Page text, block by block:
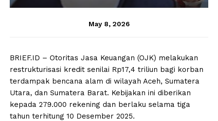
May 8, 2026
BRIEF.ID – Otoritas Jasa Keuangan (OJK) melakukan
restrukturisasi kredit senilai Rp17,4 triliun bagi korban
terdampak bencana alam di wilayah Aceh, Sumatera
Utara, dan Sumatera Barat. Kebijakan ini diberikan
kepada 279.000 rekening dan berlaku selama tiga
tahun terhitung 10 Desember 2025.